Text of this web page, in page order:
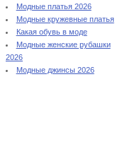
Модные платья 2026
Модные кружевные платья
Какая обувь в моде
Модные женские рубашки
2026
Модные джинсы 2026